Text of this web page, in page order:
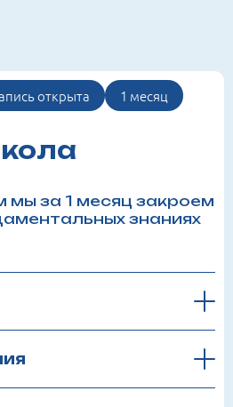
открыта 1 месяц
мы за 1 месяц закроем
знаниях